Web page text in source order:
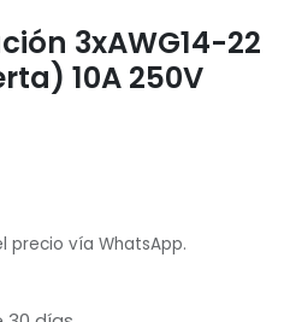
3xAWG14-22
10A 250V
precio vía WhatsApp.